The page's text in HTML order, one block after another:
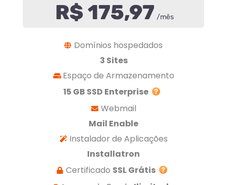
R$ 175,97 /mês
Domínios hospedados
3 Sites
Espaço de Armazenamento
15 GB SSD Enterprise
Webmail
Mail Enable
Instalador de Aplicações
Installatron
Certificado SSL Grátis